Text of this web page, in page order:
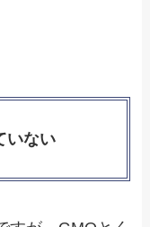
いない